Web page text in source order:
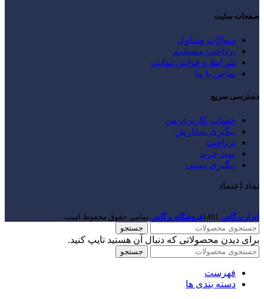
صفحات سایت
سوالات متداول
پرداخت مستقیم
شرایط و قوانین سایت
تماس با ما
دسترسی سریع
حساب کاربری من
پیگیری سفارش
پرداخت
سبد خرید
پیگیری پستی
نماد اعتماد
ابزار پرگاس 1401فروشگاه پرگاس.تمامی حقوق محفوظ است.
جستجو
برای دیدن محصولاتی که دنبال آن هستید تایپ کنید.
جستجو
فهرست
دسته بندی ها